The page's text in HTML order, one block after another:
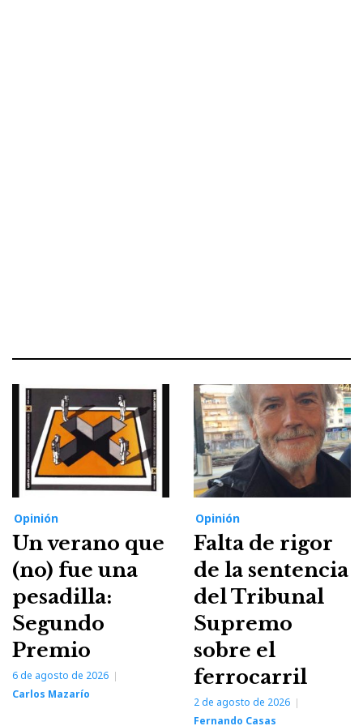
Opinión
Un verano que
(no) fue una
pesadilla:
Segundo
Premio
6 de agosto de 2026
Carlos Mazarío
Opinión
Falta de rigor
de la sentencia
del Tribunal
Supremo
sobre el
ferrocarril
2 de agosto de 2026
Fernando Casas